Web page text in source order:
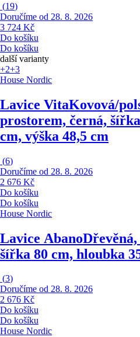
(19)
Doručíme od 28. 8. 2026
3 724 Kč
Do košíku
Do košíku
další varianty
+2+3
House Nordic
Lavice VitaKovová/
prostorem, černá,
cm, výška 48,5 cm
(6)
Doručíme od 28. 8. 2026
2 676 Kč
Do košíku
Do košíku
House Nordic
Lavice Abano
šířka 80 cm, hloubka
(3)
Doručíme od 28. 8. 2026
2 676 Kč
Do košíku
Do košíku
House Nordic